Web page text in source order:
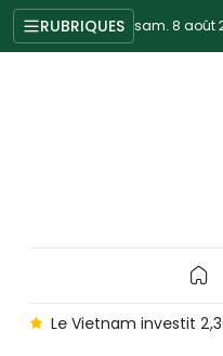
RUBRIQUES sam. 8 août
Le Vietnam investit